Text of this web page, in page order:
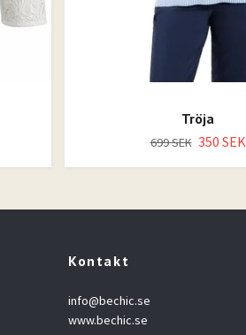
Tröja
699 SEK 350 SEK
Kontakt
info@bechic.se
www.bechic.se